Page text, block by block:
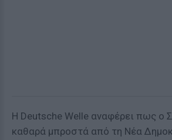
Η Deutsche Welle αναφέρει πως ο
καθαρά μπροστά από τη Νέα